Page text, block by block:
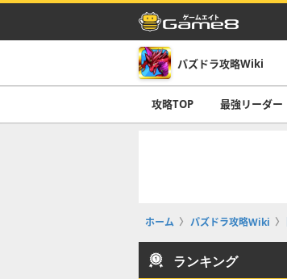
パズドラ攻略Wiki
攻略TOP 最強リーダー
ホーム パズドラ攻略Wiki
ランキング